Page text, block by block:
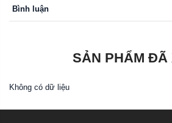
Bình luận
SẢN PHẨM ĐÃ
Không có dữ liệu